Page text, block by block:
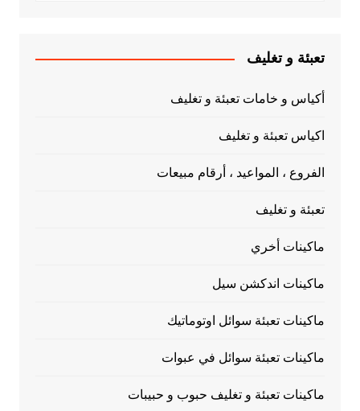
تعبئة و تغليف
أكياس و خامات تعبئة و تغليف
اكياس تعبئة و تغليف
الفروع ، المواعيد ، أرقام مبيعات
تعبئة و تغليف
ماكينات أخري
ماكينات اندكشن سيل
ماكينات تعبئة سوائل اوتوماتيك
ماكينات تعبئة سوائل في عبوات
ماكينات تعبئة و تغليف حبوب و حبيبات